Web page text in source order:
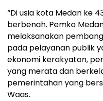
“Di usia kota Medan ke
berbenah. Pemko
melaksanakan
pada pelayanan publik
ekonomi kerakyatan,
yang merata dan
pemerintahan yang
Waas.